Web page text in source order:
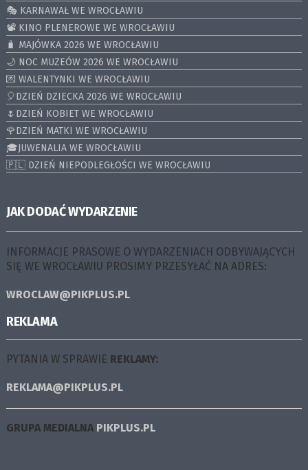
🎭 KARNAWAŁ WE WROCŁAWIU
📽️ KINO PLENEROWE WE WROCŁAWIU
🧳 MAJÓWKA 2026 WE WROCŁAWIU
🌙 NOC MUZEÓW 2026 WE WROCŁAWIU
💌 WALENTYNKI WE WROCŁAWIU
🎈DZIEŃ DZIECKA 2026 WE WROCŁAWIU
🌷DZIEŃ KOBIET WE WROCŁAWIU
🌹DZIEŃ MATKI WE WROCŁAWIU
🎓JUWENALIA WE WROCŁAWIU
🇵🇱 DZIEŃ NIEPODLEGŁOŚCI WE WROCŁAWIU
JAK DODAĆ WYDARZENIE
INFORMACJE PRASOWE O WYDARZENIACH ODBYWAJĄCYCH
SIĘ WE WROCŁAWIU PROSIMY PRZESYŁAĆ NA ADRES:
WROCLAW@PIKPLUS.PL
REKLAMA
PYTANIA W SPRAWIE REKLAMY:
REKLAMA@PIKPLUS.PL
GRUPA MEDIALNA PIKPLUS.PL